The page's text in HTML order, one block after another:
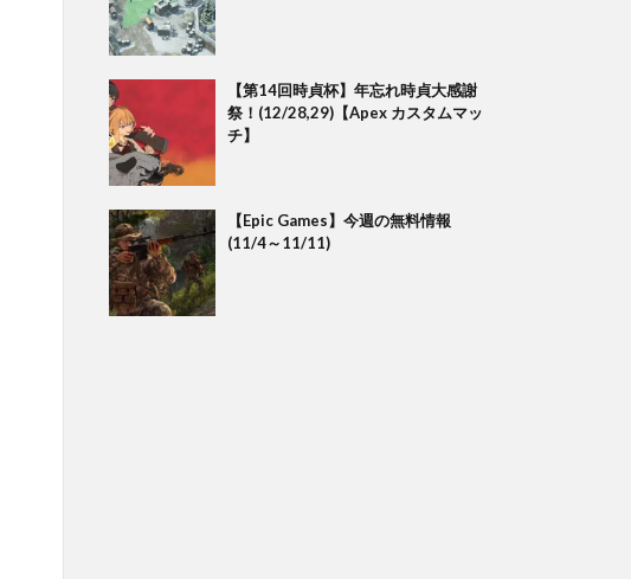
【第14回時貞杯】年忘れ時貞大感謝
祭！(12/28,29)【Apex カスタムマッ
チ】
【Epic Games】今週の無料情報
(11/4～11/11)